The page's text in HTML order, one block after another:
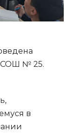
СОШ № 25.
в